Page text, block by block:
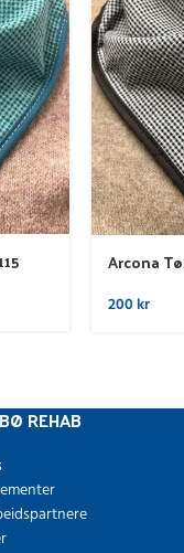
Arcona
200kr
REHAB